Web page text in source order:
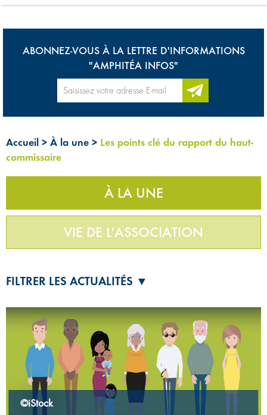
ABONNEZ-VOUS À LA LETTRE D'INFORMATIONS
"AMPHITÉA INFOS"
Accueil > À la une > Les points clé du rapport du haut-
commissaire
À LA UNE
VIE DE L'ASSOCIATION
FILTRER LES ACTUALITÉS ▼
©iStock